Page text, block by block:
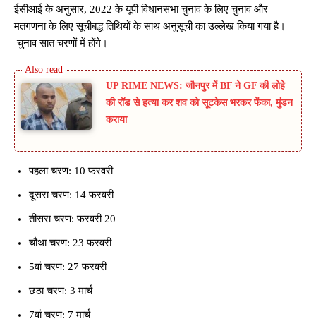
ईसीआई के अनुसार, 2022 के यूपी विधानसभा चुनाव के लिए चुनाव और
मतगणना के लिए सूचीबद्ध तिथियों के साथ अनुसूची का उल्लेख किया गया है।
चुनाव सात चरणों में होंगे।
UP RIME NEWS: जौनपुर में BF ने GF की लोहे
की रॉड से हत्या कर शव को सूटकेस भरकर फेंका, मुंडन
कराया
पहला चरण: 10 फरवरी
दूसरा चरण: 14 फरवरी
तीसरा चरण: फरवरी 20
चौथा चरण: 23 फरवरी
5वां चरण: 27 फरवरी
छठा चरण: 3 मार्च
7वां चरण: 7 मार्च